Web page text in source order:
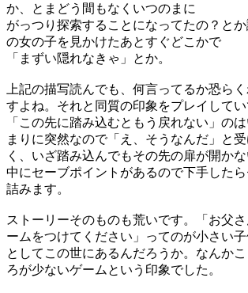
か、とまどう間もなくいつのまに
がっつり探索することになってたの？と
の女の子を見かけたあとすぐどこかで
「まずい隠れなきゃ」とか。
上記の描写読んでも、何言ってるか恐ら
すよね。それと同質の印象をプレイしてい
「この先に踏み込むともう戻れない」の
まりに突然なので「え、そうなんだ」と
く、いざ踏み込んでもその先の扉が開かな
中にセーブポイントがあるので下手した
詰みます。
ストーリーそのものも荒いです。「お父
ームをつけてください」ってのが小さい
としてこの世にあるんだろうか。なんか
ろが少ないゲームという印象でした。